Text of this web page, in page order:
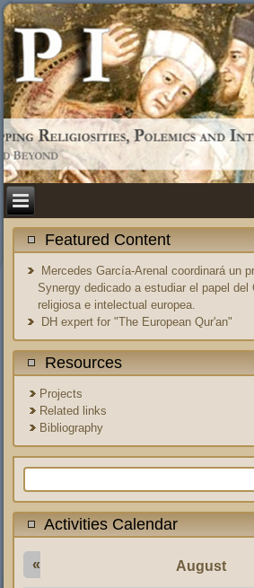
Featured Content
Mercedes García-Arenal coordinará un
Synergy dedicado a estudiar el papel del
religiosa e intelectual europea.
DH expert for "The European Qur'an"
Resources
Projects
Related links
Bibliography
Search form
Activities Calendar
August
«